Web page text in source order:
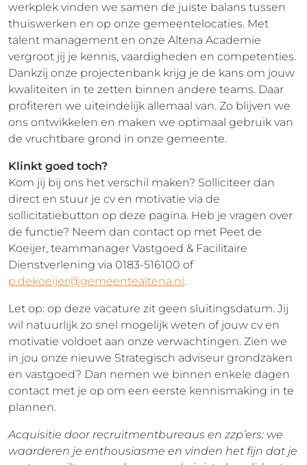
werkplek vinden we samen de juiste balans tussen
thuiswerken en op onze gemeentelocaties. Met
talent management en onze Altena Academie
vergroot jij je kennis, vaardigheden en competenties.
Dankzij onze projectenbank krijg je de kans om jouw
kwaliteiten in te zetten binnen andere teams. Daar
profiteren we uiteindelijk allemaal van. Zo blijven we
ons ontwikkelen en maken we optimaal gebruik van
de vruchtbare grond in onze gemeente.
Klinkt goed toch?
Kom jij bij ons het verschil maken? Solliciteer dan
direct en stuur je cv en motivatie via de
sollicitatiebutton op deze pagina. Heb je vragen over
de functie? Neem dan contact op met Peet de
Koeijer, teammanager Vastgoed & Facilitaire
Dienstverlening via 0183-516100 of
p.dekoeijer@gemeentealtena.nl.
Let op: op deze vacature zit geen sluitingsdatum. Jij
wil natuurlijk zo snel mogelijk weten of jouw cv en
motivatie voldoet aan onze verwachtingen. Zien we
in jou onze nieuwe Strategisch adviseur grondzaken
en vastgoed? Dan nemen we binnen enkele dagen
contact met je op om een eerste kennismaking in te
plannen.
Acquisitie door recruitmentbureaus en zzp’ers: we
waarderen je enthousiasme en vinden het fijn dat je